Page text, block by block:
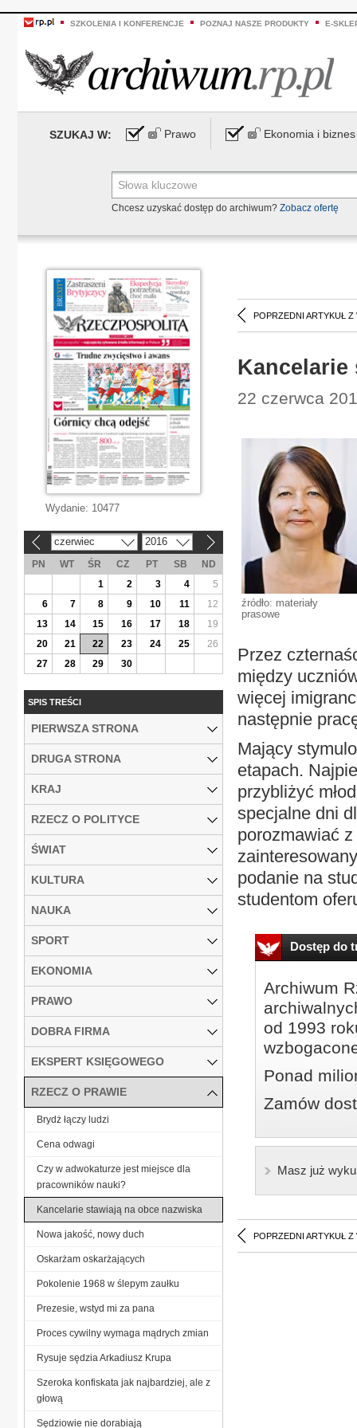
SZKOLENIA I KONFERENCJE POZNAJ NASZE PRODUKTY E-
SZUKAJ W: Prawo Ekonomia i biznes
Chcesz uzyskać dostęp do archiwum? Zobacz ofertę
POPRZEDNI ARTYKUŁ Z
Kancelarie
22 czerwca
źródło: materiały
prasowe
Przez
między
więcej
następnie
Mający
etapach.
przybliżyć
specjalne dni
porozmawiać
podanie na
studentom
Dostęp do
Archiwum
od 1993
Ponad
Zamów
Masz już
POPRZEDNI ARTYKUŁ Z
Wydanie: 10477
czerwiec 2016
PN WT ŚR CZ PT SB
ND
1
2 3 4
5
6
7 8 9 10 11
12
13
14 15 16 17 18
19
20
21 22 23 24 25
26
27
28 29 30
SPIS TREŚCI
PIERWSZA STRONA
DRUGA STRONA
KRAJ
RZECZ O POLITYCE
ŚWIAT
KULTURA
NAUKA
SPORT
EKONOMIA
PRAWO
DOBRA FIRMA
EKSPERT KSIĘGOWEGO
RZECZ O PRAWIE
Brydż łączy ludzi
Cena odwagi
Czy w adwokaturze jest miejsce dla
pracowników nauki?
Kancelarie stawiają na obce nazwiska
Nowa jakość, nowy duch
Oskarżam oskarżających
Pokolenie 1968 w ślepym zaułku
Prezesie, wstyd mi za pana
Proces cywilny wymaga mądrych zmian
Rysuje sędzia Arkadiusz Krupa
Szeroka konfiskata jak najbardziej, ale z
głową
Sędziowie nie dorabiają